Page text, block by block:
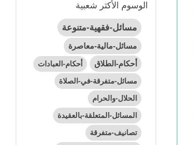
الوسوم الأكثر شعبية
مسائل-فقهية-متنوعة
مسائل-مالية-معاصرة
أحكام-الطلاق أحكام-العبادات
مسائل-متفرقة-في-الصلاة
الحلال-والحرام
المسائل-المتعلقة-بالعقيدة
تصانيف-متفرقة